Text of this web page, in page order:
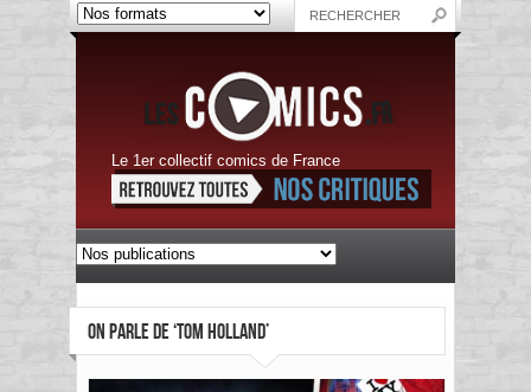
Le 1er collectif comics de France
ON PARLE DE ‘TOM HOLLAND’